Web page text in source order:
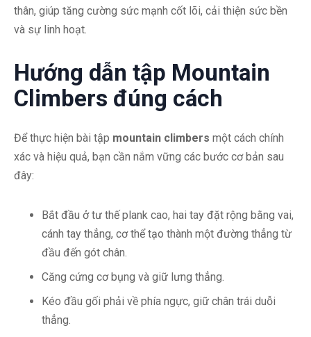
thân, giúp tăng cường sức mạnh cốt lõi, cải thiện sức bền
và sự linh hoạt.
Hướng dẫn tập Mountain
Climbers đúng cách
Để thực hiện bài tập mountain climbers một cách chính
xác và hiệu quả, bạn cần nắm vững các bước cơ bản sau
đây:
Bắt đầu ở tư thế plank cao, hai tay đặt rộng bằng vai,
cánh tay thẳng, cơ thể tạo thành một đường thẳng từ
đầu đến gót chân.
Căng cứng cơ bụng và giữ lưng thẳng.
Kéo đầu gối phải về phía ngực, giữ chân trái duỗi
thẳng.